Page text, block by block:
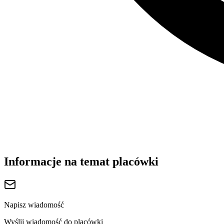
Informacje na temat placówki
Napisz wiadomość
Wyślij wiadomość do placówki